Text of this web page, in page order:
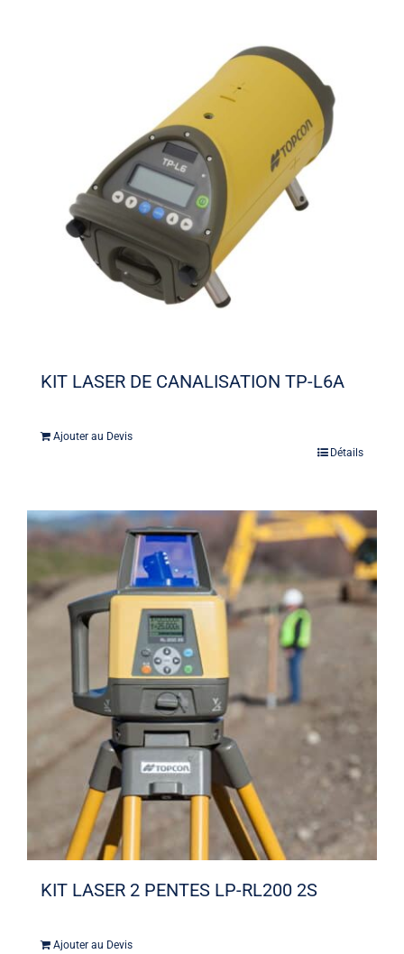
KIT LASER DE CANALISATION TP-L6A
Ajouter au Devis
Détails
KIT LASER 2 PENTES LP-RL200 2S
Ajouter au Devis